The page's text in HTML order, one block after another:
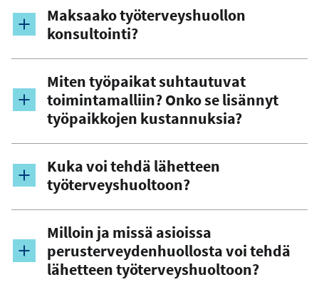
Maksaako työterveyshuollon
konsultointi?
Miten työpaikat suhtautuvat
toimintamalliin? Onko se lisännyt
työpaikkojen kustannuksia?
Kuka voi tehdä lähetteen
työterveyshuoltoon?
Milloin ja missä asioissa
perusterveydenhuollosta voi tehdä
lähetteen työterveyshuoltoon?